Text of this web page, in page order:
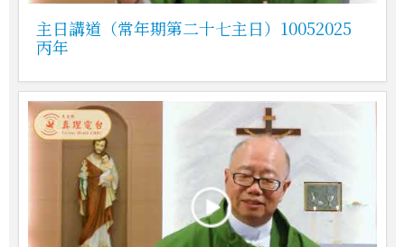
主日講道（常年期第二十七主日）10052025
丙年